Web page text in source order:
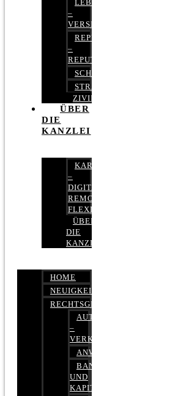
LEBENSVERSICHERUNG
–
VERSICHERUNGSRECHT
REPUTATIONSRECHT
–
REPUTATIONSMANAGEMENT
SCHUFARECHT
STRAFRECHT
ZIVILRECHT
ÜBER
DIE
KANZLEI
KARRIERE
–
DIGITAL,
REMOTE,
FLEXIBEL
ÜBER
DIE
KANZLEI
HOME
NEUIGKEITEN
RECHTSGEBIETE
AUTOBETRUG
–
VERKEHRSRECHT
ANWALTSHAFTUNGSRECHT
BANK-
UND
KAPITALMARKTRECHT